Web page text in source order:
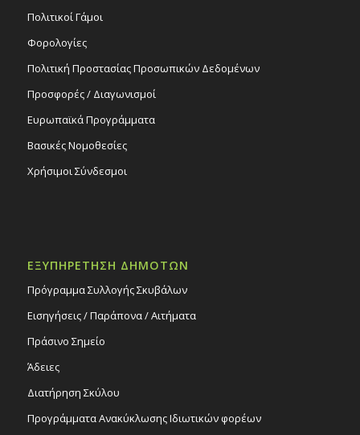
Πολιτικοί Γάμοι
Φορολογίες
Πολιτική Προστασίας Προσωπικών Δεδομένων
Προσφορές / Διαγωνισμοί
Ευρωπαϊκά Προγράμματα
Βασικές Νομοθεσίες
Χρήσιμοι Σύνδεσμοι
ΕΞΥΠΗΡΕΤΗΣΗ ΔΗΜΟΤΩΝ
Πρόγραμμα Συλλογής Σκυβάλων
Εισηγήσεις / Παράπονα / Αιτήματα
Πράσινο Σημείο
Άδειες
Διατήρηση Σκύλου
Προγράμματα Ανακύκλωσης Ιδιωτικών φορέων